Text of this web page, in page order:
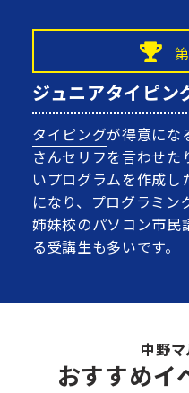
第
ジュニアタイピン
タイピングが得意にな
さんセリフを言わせた
いプログラムを作成し
になり、プログラミン
姉妹校のパソコン市民
る受講生も多いです。
中野
おすすめイ